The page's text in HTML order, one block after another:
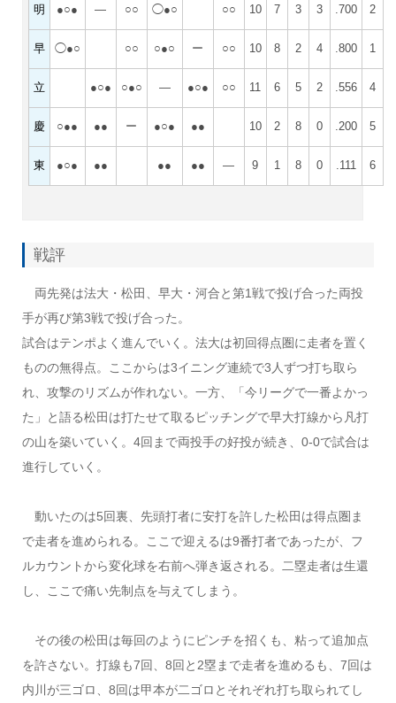
明 ●○● ― ○○ ◯●○ ○○ 10 7 3 3 .700 2
早 ◯●○ ○○ ○●○ ー ○○ 10 8 2 4 .800 1
立 ●○● ○●○ ― ●○● ○○ 11 6 5 2 .556 4
慶 ○●● ●● ー ●○● ●● 10 2 8 0 .200 5
東 ●○● ●● ●● ●● ― 9 1 8 0 .111 6
戦評
両先発は法大・松田、早大・河合と第1戦で投げ合った両投
手が再び第3戦で投げ合った。
試合はテンポよく進んでいく。法大は初回得点圏に走者を置く
ものの無得点。ここからは3イニング連続で3人ずつ打ち取ら
れ、攻撃のリズムが作れない。一方、「今リーグで一番よかっ
た」と語る松田は打たせて取るピッチングで早大打線から凡打
の山を築いていく。4回まで両投手の好投が続き、0‐0で試合は
進行していく。
動いたのは5回裏、先頭打者に安打を許した松田は得点圏ま
で走者を進められる。ここで迎えるは9番打者であったが、フ
ルカウントから変化球を右前へ弾き返される。二塁走者は生還
し、ここで痛い先制点を与えてしまう。
その後の松田は毎回のようにピンチを招くも、粘って追加点
を許さない。打線も7回、8回と2塁まで走者を進めるも、7回は
内川が三ゴロ、8回は甲本が二ゴロとそれぞれ打ち取られてし